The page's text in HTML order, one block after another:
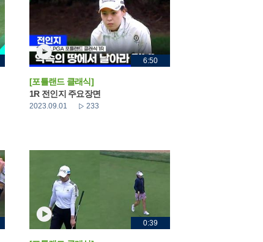
6:50
[포틀랜드 클래식]
1R 전인지 주요장면
2023.09.01 233
0:39